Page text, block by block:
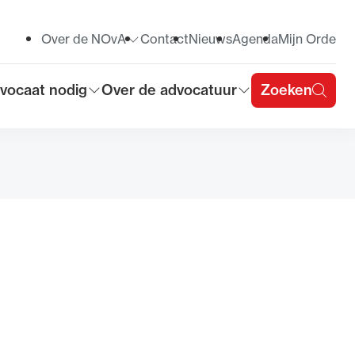
submenu voor
nodig
Toon submenu voor
Over de advocatuur Zoeken
Toon submenu voor
Over de NOvA ContactNieuwsAgendaMijn Orde